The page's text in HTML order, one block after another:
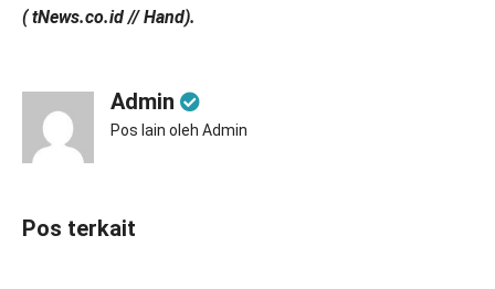
( tNews.co.id // Hand).
Admin
Pos lain oleh Admin
Pos terkait